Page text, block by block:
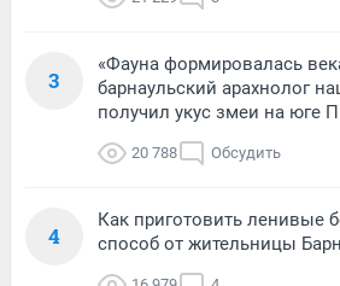
3
«Фауна формировалась
барнаульский арахнолог
получил укус змеи на юге
20 788 Обсудить
4
Как приготовить ленивые
способ от жительницы